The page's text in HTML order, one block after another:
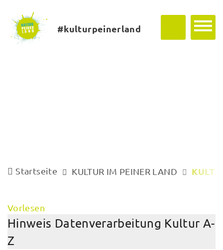
#kulturpeinerland
Startseite KULTUR IM PEINER LAND
Vorlesen
Hinweis Datenverarbeitung Kultur A-
Z